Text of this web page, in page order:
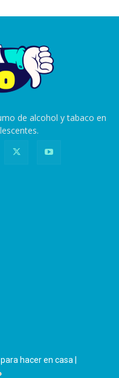
de alcohol y tabaco en
hacer en casa |